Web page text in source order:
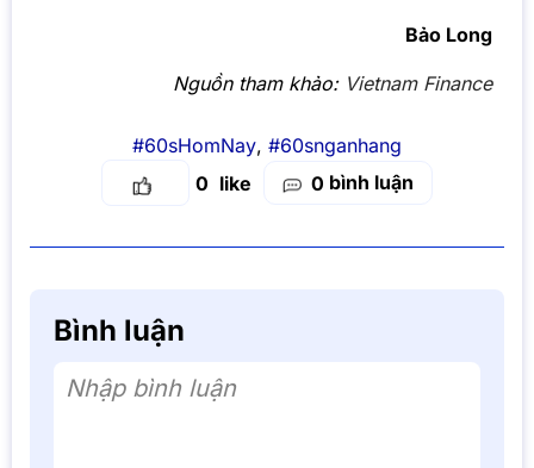
Bảo Long
Nguồn tham khảo: Vietnam Finance
#60sHomNay, #60snganhang
0
0 bình luận
Bình luận
Nhập bình luận